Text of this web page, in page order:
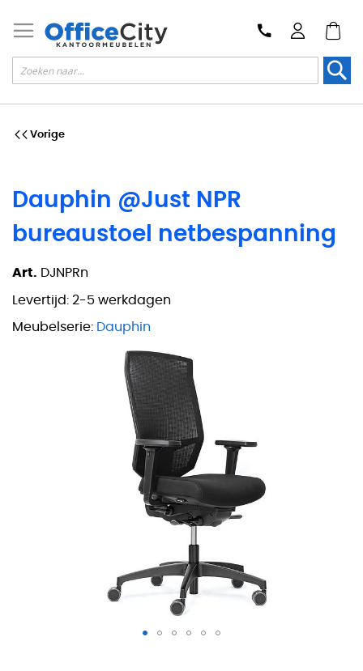
Dauphin @Just NPR
bureaustoel netbespanning
Art. DJNPRn
Levertijd: 2-5 werkdagen
Meubelserie: Dauphin
Dauphin @Just NPR bureaustoel netbespanning
Vorige